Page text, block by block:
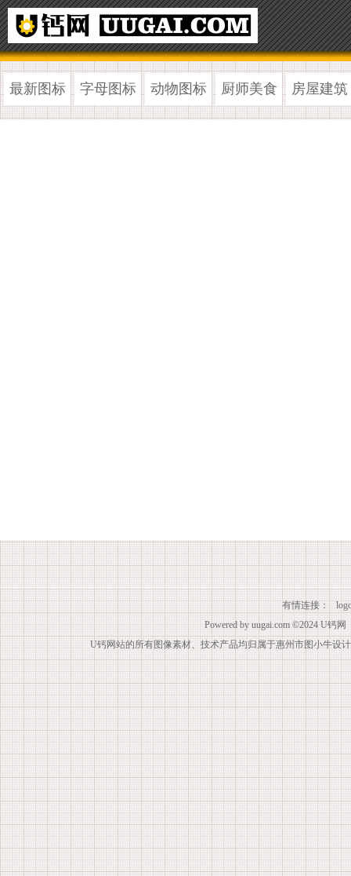
最新图标 字母图标 动物图标 厨师美食 房屋建筑
有情连接：
Powered by uugai.com ©2024 U钙网
U钙网站的所有图像素材、技术产品均归属于惠州市图小牛设